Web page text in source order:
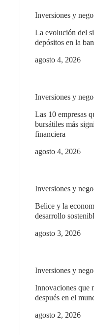
Inversiones y
La evolución del
depósitos en la
agosto 4, 2026
Inversiones y
Las 10 empresas
bursátiles más
financiera
agosto 4, 2026
Inversiones y
Belice y la
desarrollo
agosto 3, 2026
Inversiones y
Innovaciones que
después en el
agosto 2, 2026